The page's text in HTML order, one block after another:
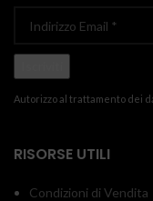
Autorizzo al trattamento dei
RISORSE UTILI
Condizioni di Vendita